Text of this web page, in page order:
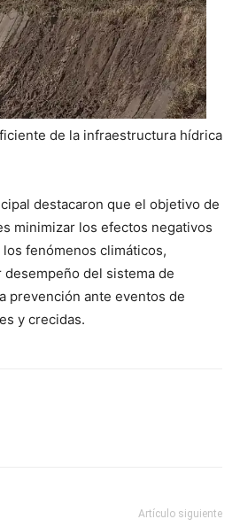
de la infraestructura hídrica
destacaron que el objetivo de
minimizar los efectos negativos
fenómenos climáticos,
del sistema de
prevención ante eventos de
y crecidas.
Artículo siguiente